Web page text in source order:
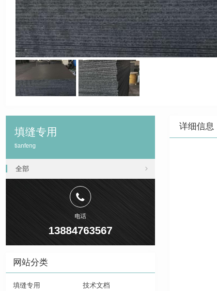
详细信息
填缝专用
tianfeng
全部
电话
13884763567
网站分类
填缝专用 技术文档